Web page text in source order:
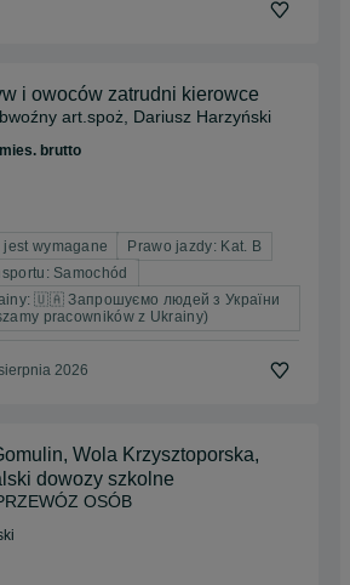
i owoców zatrudni kierowce
art.spoż, Dariusz Harzyński
mies. brutto
wymagane
Prawo jazdy: Kat. B
Samochód
🇺🇦 Запрошуємо людей з України
pracowników z Ukrainy)
2026
Wola Krzysztoporska,
dowozy szkolne
OSÓB